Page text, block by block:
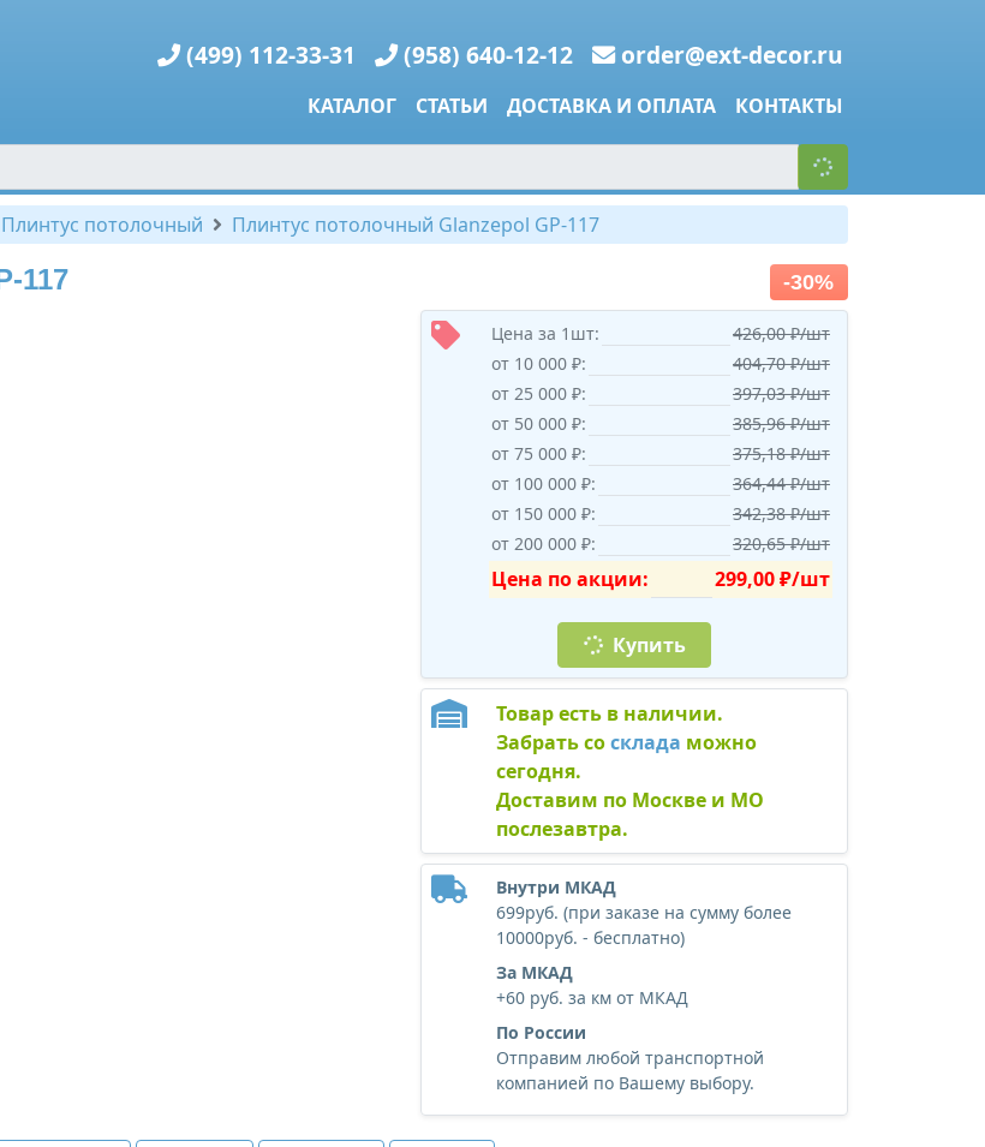
(499) 112-33-31 (958) 640-12-12 order@ext-decor.ru
КАТАЛОГ СТАТЬИ ДОСТАВКА И ОПЛАТА КОНТАКТЫ
Плинтус потолочный Плинтус потолочный Glanzepol GP-117
117 -30%
Цена за 1шт:
426,00 ₽/шт
от 10 000 ₽:
404,70 ₽/шт
от 25 000 ₽:
397,03 ₽/шт
от 50 000 ₽:
385,96 ₽/шт
от 75 000 ₽:
375,18 ₽/шт
от 100 000 ₽:
364,44 ₽/шт
от 150 000 ₽:
342,38 ₽/шт
от 200 000 ₽:
320,65 ₽/шт
Цена по акции: 299,00 ₽/шт
Купить
Товар есть в наличии.
Забрать сосклада можно
сегодня.
Доставим по Москве и МО
послезавтра.
Внутри МКАД
699руб. (при заказе на сумму более
10000руб. - бесплатно)
За МКАД
+60 руб. за км от МКАД
По России
Отправим любой транспортной
компанией по Вашему выбору.